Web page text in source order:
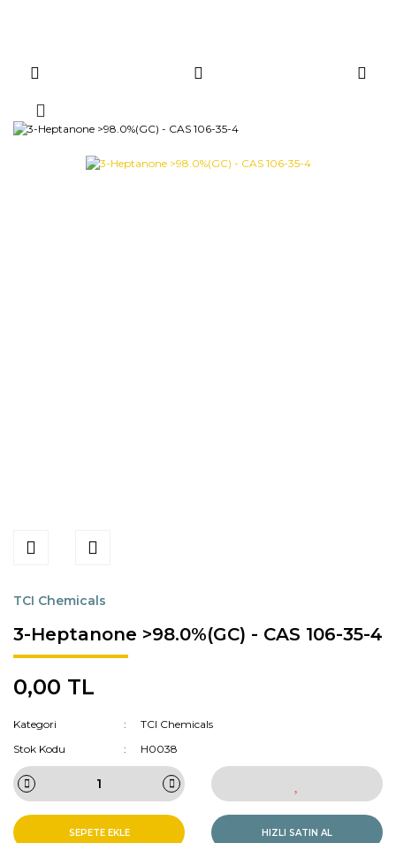
TCI Chemicals
3-Heptanone >98.0%(GC) - CAS 106-35-4
0,00 TL
Kategori
TCI Chemicals
Stok Kodu
H0038
SEPETE EKLE HIZLI SATIN AL